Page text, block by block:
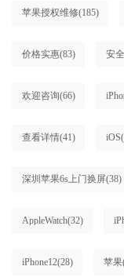
苹果授权维修(185)
价格实惠(83) 安
欢迎咨询(66)
查看详情(41) iOS
深圳苹果6s上门换屏(38)
AppleWatch(32)
iPhone12(28) 苹果